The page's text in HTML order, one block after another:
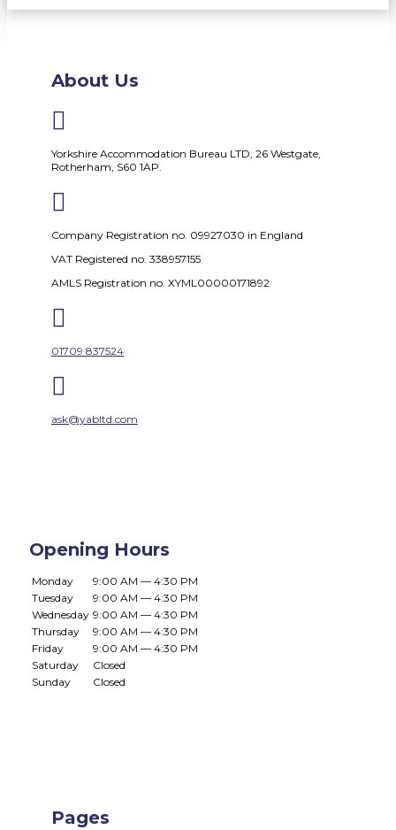
About Us

Yorkshire Accommodation Bureau LTD, 26 Westgate,
Rotherham, S60 1AP.

Company Registration no. 09927030 in England
VAT Registered no. 338957155
AMLS Registration no. XYML00000171892

01709 837524

ask@yabltd.com
Opening Hours
Monday
9:00 AM — 4:30 PM
Tuesday
9:00 AM — 4:30 PM
Wednesday 9:00 AM — 4:30 PM
Thursday
9:00 AM — 4:30 PM
Friday
9:00 AM — 4:30 PM
Saturday
Closed
Sunday
Closed
Pages